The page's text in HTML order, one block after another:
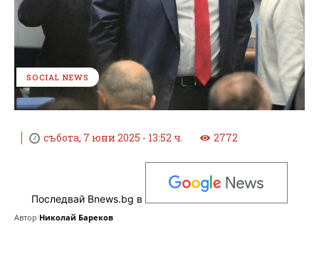
SOCIAL NEWS
събота, 7 юни 2025 - 13:52 ч. 2772
Последвай Bnews.bg в
Автор Николай Бареков